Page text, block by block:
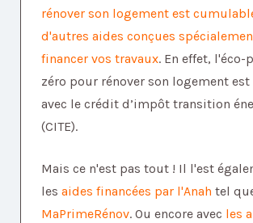
rénover son logement est
d'autres aides conçues
financer vos travaux. En effet, l'éco-
zéro pour rénover son logement
avec le crédit d’impôt transition
(CITE).
Mais ce n'est pas tout ! Il l'est
les aides financées par l'Anah tel
MaPrimeRénov. Ou encore avec les